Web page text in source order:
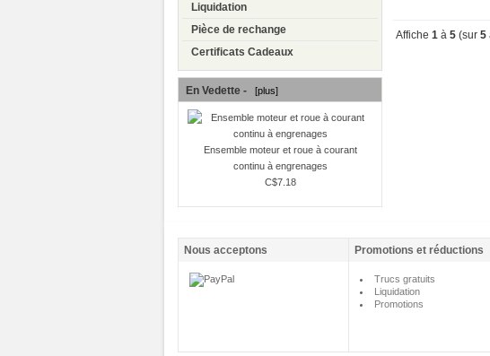
Liquidation
Pièce de rechange
Certificats Cadeaux
En Vedette - [plus]
Ensemble moteur et roue à courant
continu à engrenages
C$7.18
Affiche 1 à 5 (sur 5
Nous acceptons Promotions et réductions
Trucs gratuits
Liquidation
Promotions